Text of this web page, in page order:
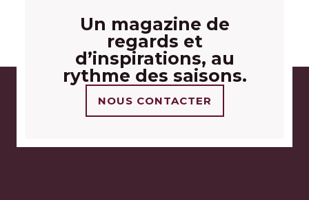
Un magazine de
regards et
d’inspirations, au
rythme des saisons.
NOUS CONTACTER